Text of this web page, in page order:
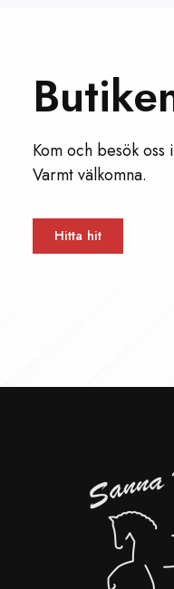
Kom och besök
Varmt välkomna.
Hitta hit